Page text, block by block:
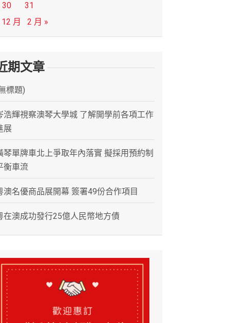
30
31
月
2 月 »
期文章
標題)
浩輝視察澳琴大學城 了解開學前各項工作
展
琴單牌車北上爭取年內落實 擬採用預約制
衡車流
澳名優商品展開幕 簽署49份合作項目
在澳成功發行25億人民幣地方債